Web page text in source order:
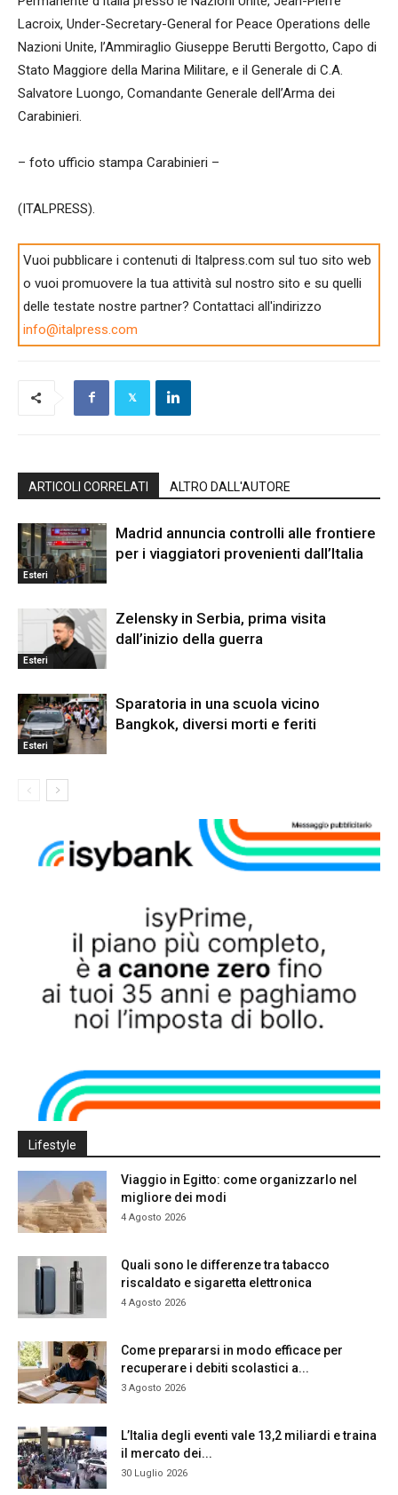
Lacroix, Under-Secretary-General for Peace Operations delle
Nazioni Unite, l’Ammiraglio Giuseppe Berutti Bergotto, Capo di
Stato Maggiore della Marina Militare, e il Generale di C.A.
Salvatore Luongo, Comandante Generale dell’Arma dei
Carabinieri.
– foto ufficio stampa Carabinieri –
(ITALPRESS).
Vuoi pubblicare i contenuti di Italpress.com sul tuo sito web
o vuoi promuovere la tua attività sul nostro sito e su quelli
delle testate nostre partner? Contattaci all'indirizzo
info@italpress.com
ARTICOLI CORRELATI ALTRO DALL'AUTORE
Esteri
Madrid annuncia controlli alle frontiere
per i viaggiatori provenienti dall’Italia
Esteri
Zelensky in Serbia, prima visita
dall’inizio della guerra
Esteri
Sparatoria in una scuola vicino
Bangkok, diversi morti e feriti
Lifestyle
Viaggio in Egitto: come organizzarlo nel
migliore dei modi
4 Agosto 2026
Quali sono le differenze tra tabacco
riscaldato e sigaretta elettronica
4 Agosto 2026
Come prepararsi in modo efficace per
recuperare i debiti scolastici a...
3 Agosto 2026
L’Italia degli eventi vale 13,2 miliardi e traina
il mercato dei...
30 Luglio 2026